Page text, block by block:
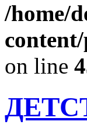
/home/
on line